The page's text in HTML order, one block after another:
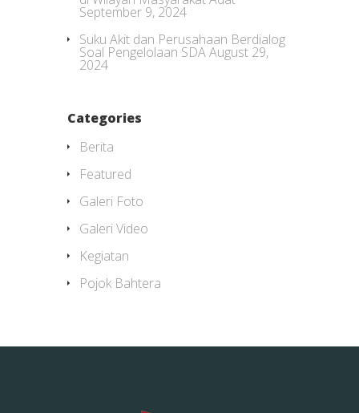
September 9, 2024
Suku Akit dan Perusahaan Berdialog
Soal Pengelolaan SDAAugust 29,
2024
Categories
Berita
Featured
Galeri Foto
Galeri Video
Kegiatan
Pojok Bahtera